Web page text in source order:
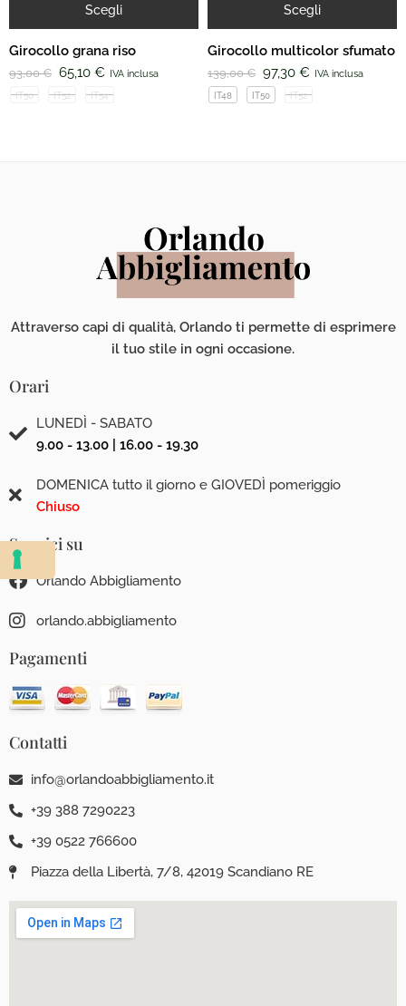
Scegli
Girocollo grana riso
93,00€ 65,10 € IVA inclusa
IT50 IT52 IT54
Scegli
Girocollo multicolor sfumato
139,00€ 97,30 € IVA inclusa
IT48 IT50 IT52
Attraverso capi di qualità, Orlando ti permette di esprimere
il tuo stile in ogni occasione.
Orari
LUNEDÌ - SABATO
9.00 - 13.00 | 16.00 - 19.30
DOMENICA tutto il giorno e GIOVEDÌ pomeriggio
Chiuso
Seguici su
Orlando Abbigliamento
orlando.abbigliamento
Pagamenti
Contatti
info@orlandoabbigliamento.it
+39 388 7290223
+39 0522 766600
Piazza della Libertà, 7/8, 42019 Scandiano RE